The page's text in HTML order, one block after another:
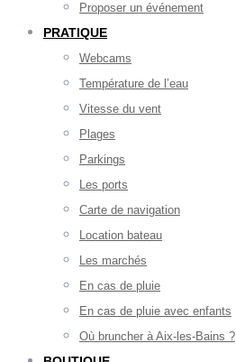
Proposer un événement
PRATIQUE
Webcams
Température de l’eau
Vitesse du vent
Plages
Parkings
Les ports
Carte de navigation
Location bateau
Les marchés
En cas de pluie
En cas de pluie avec enfants
Où bruncher à Aix-les-Bains ?